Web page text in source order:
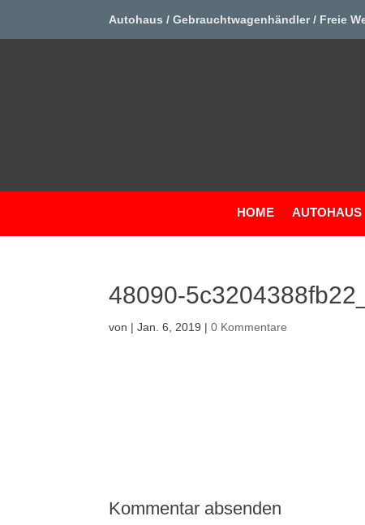
Autohaus / Gebrauchtwagenhändler / Freie
HOME AUTOHAUS
48090-
von |Jan. 6, 2019 |0 Kommentare
Kommentar absenden